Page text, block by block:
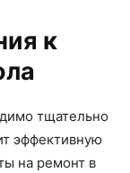
к
тщательно
эффективную
на ремонт в